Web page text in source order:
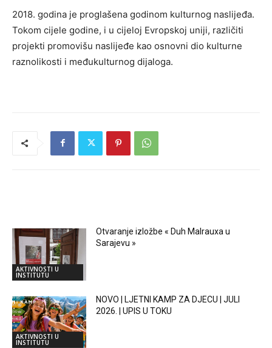
2018. godina je proglašena godinom kulturnog naslijeđa.
Tokom cijele godine, i u cijeloj Evropskoj uniji, različiti
projekti promovišu naslijeđe kao osnovni dio kulturne
raznolikosti i međukulturnog dijaloga.
AKTIVNOSTI U
INSTITUTU
Otvaranje izložbe « Duh Malrauxa u
Sarajevu »
AKTIVNOSTI U
INSTITUTU
NOVO | LJETNI KAMP ZA DJECU | JULI
2026. | UPIS U TOKU